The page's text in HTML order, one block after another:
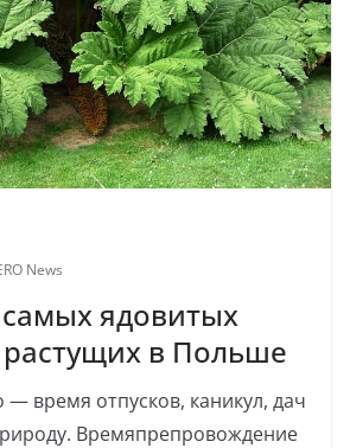
News
ядовитых
в Польше
— время отпусков, каникул, дач
Времяпрепровождение